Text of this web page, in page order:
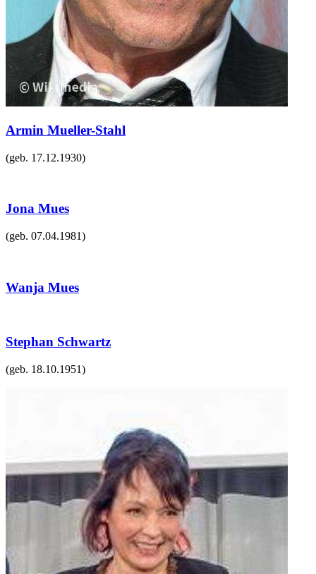
Armin Mueller-Stahl
(geb. 17.12.1930)
Jona Mues
(geb. 07.04.1981)
Wanja Mues
Stephan Schwartz
(geb. 18.10.1951)